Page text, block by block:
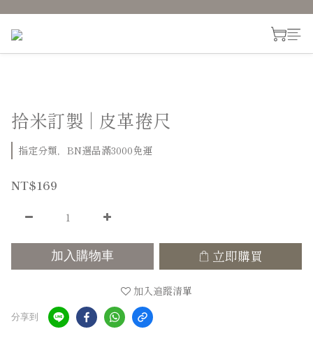
拾米訂製 | 皮革捲尺
指定分類，BN選品滿3000免運
NT$169
加入購物車 立即購買
加入追蹤清單
分享到